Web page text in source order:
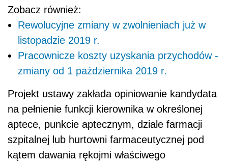
Zobacz również:
Rewolucyjne zmiany w zwolnieniach już w
listopadzie 2019 r.
Pracownicze koszty uzyskania przychodów -
zmiany od 1 października 2019 r.
Projekt ustawy zakłada opiniowanie kandydata
na pełnienie funkcji kierownika w określonej
aptece, punkcie aptecznym, dziale farmacji
szpitalnej lub hurtowni farmaceutycznej pod
kątem dawania rękojmi właściwego